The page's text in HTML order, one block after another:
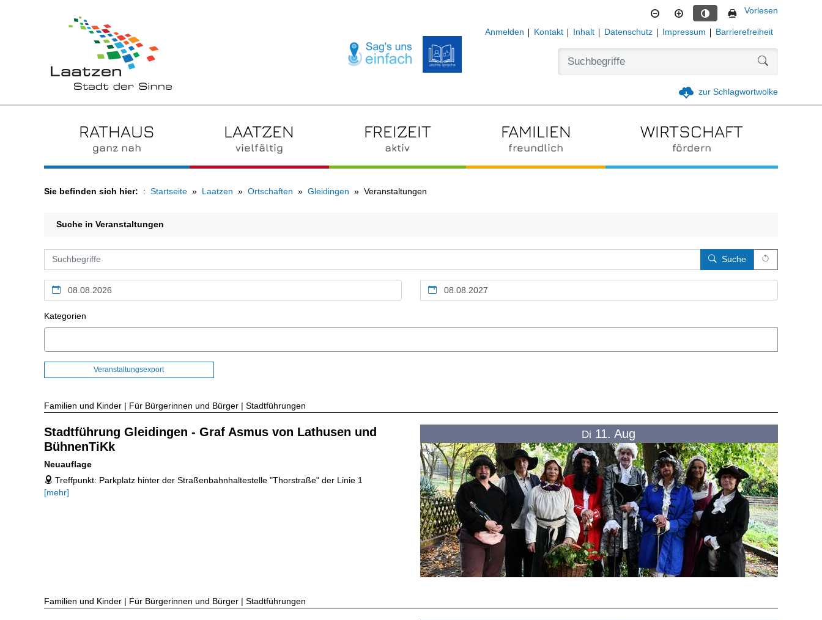
Kontrastmodus aktivieren
Vorlesen
Anmelden Kontakt Inhalt Datenschutz Impressum Barrierefreiheit
zur Schlagwortwolke
RATHAUS
ganz nah
LAATZEN
vielfältig
FREIZEIT
aktiv
FAMILIEN
freundlich
WIRTSCHAFT
fördern
Sie befinden sich hier: Startseite Laatzen Ortschaften Gleidingen Veranstaltungen
Suche in Veranstaltungen
Suche
Kalendertag Kalendertag
Kategorien
Veranstaltungsexport
Familien und Kinder | Für Bürgerinnen und Bürger | Stadtführungen
Stadtführung Gleidingen - Graf Asmus von Lathusen und
BühnenTiKk
Neuauflage
address Treffpunkt: Parkplatz hinter der Straßenbahnhaltestelle "Thorstraße" der Linie 1
[mehr]
Di 11. Aug
Familien und Kinder | Für Bürgerinnen und Bürger | Stadtführungen